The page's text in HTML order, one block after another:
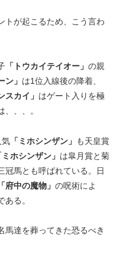
トが起こるため、こう言わ
「トウカイテイオー」 の親
ン」 は1位入線後の降着、
スカイ」 はゲート入りを極
、、、。
気 「ミホシンザン」 も天皇賞
ミホシンザン」 は皐月賞と菊
冠馬とも呼ばれている。日
「府中の魔物」 の呪術によ
る。
馬達を葬ってきた恐るべき